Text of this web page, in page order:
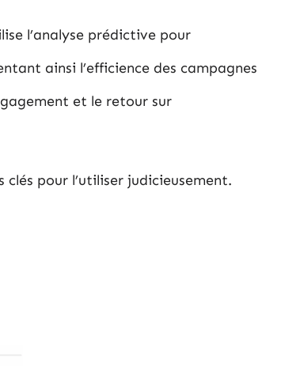
l’analyse prédictive pour
ainsi l’efficience des campagnes
et le retour sur
pour l’utiliser judicieusement.